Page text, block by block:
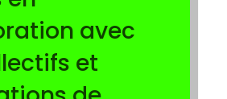
avec
et